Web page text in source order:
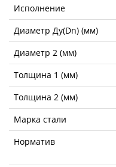
Исполнение
Диаметр Ду(Dn) (мм)
Диаметр 2 (мм)
Толщина 1 (мм)
Толщина 2 (мм)
Марка стали
Норматив